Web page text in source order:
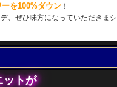
ーを100%ダウン ！
、ぜひ味方になっていただきまシ
ットが